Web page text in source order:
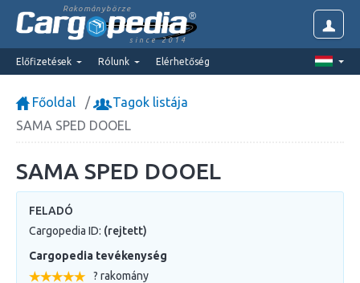
Rakománybörze
since 2014
Előfizetések Rólunk Elérhetőség
Főoldal
Tagok listája
SAMA SPED DOOEL
SAMA SPED DOOEL
FELADÓ
Cargopedia ID: (rejtett)
Cargopedia tevékenység
? rakomány